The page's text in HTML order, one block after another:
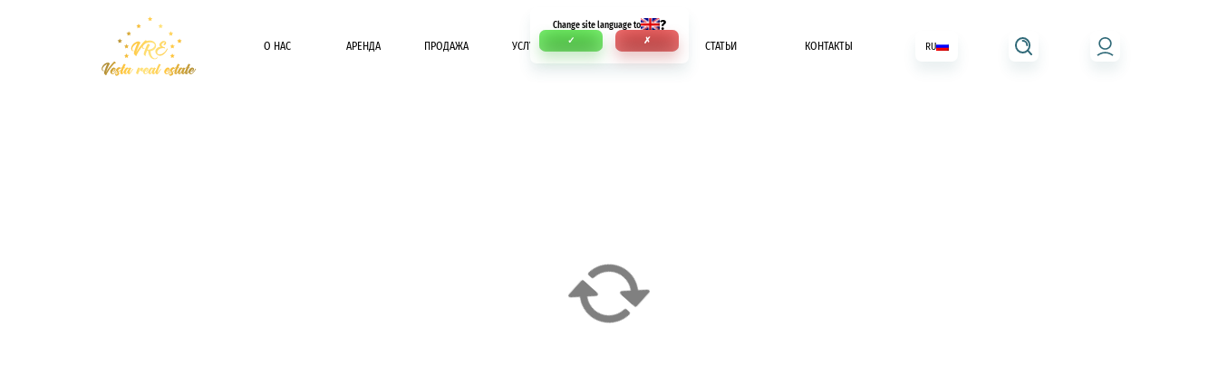
Change site language to ?
✓ ✗
О НАС АРЕНДА ПРОДАЖА УСЛУГИ ОПЛАТА СТАТЬИ КОНТАКТЫ RU